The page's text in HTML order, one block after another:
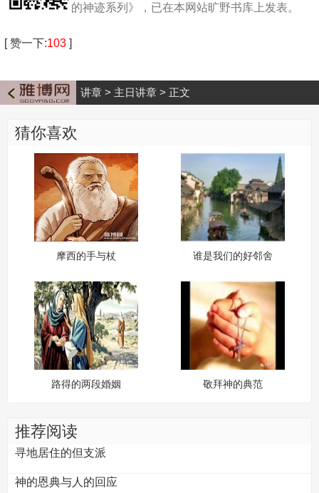
的神迹系列》，已在本网站旷野书库上发表。
[赞一下:103 ]
讲章 > 主日讲章 > 正文
猜你喜欢
摩西的手与杖 谁是我们的好邻舍
路得的两段婚姻 敬拜神的典范
推荐阅读
寻地居住的但支派
神的恩典与人的回应